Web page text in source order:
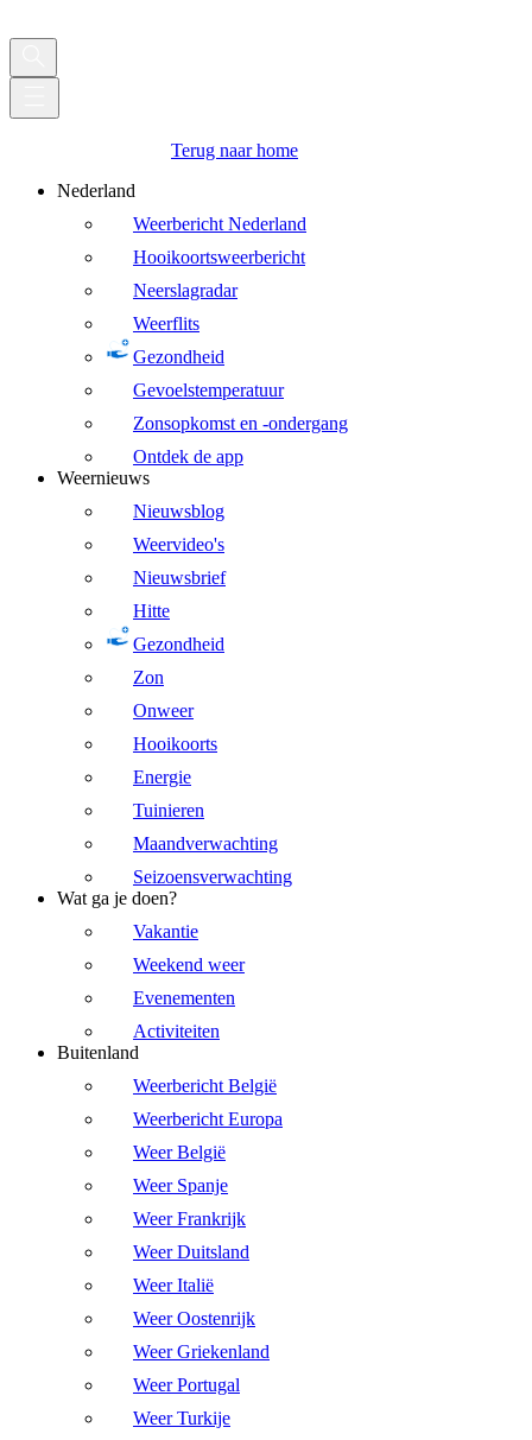
Terug naar home
Nederland
Weerbericht Nederland
Hooikoortsweerbericht
Neerslagradar
Weerflits
Gezondheid
Gevoelstemperatuur
Zonsopkomst en -ondergang
Ontdek de app
Weernieuws
Nieuwsblog
Weervideo's
Nieuwsbrief
Hitte
Gezondheid
Zon
Onweer
Hooikoorts
Energie
Tuinieren
Maandverwachting
Seizoensverwachting
Wat ga je doen?
Vakantie
Weekend weer
Evenementen
Activiteiten
Buitenland
Weerbericht België
Weerbericht Europa
Weer België
Weer Spanje
Weer Frankrijk
Weer Duitsland
Weer Italië
Weer Oostenrijk
Weer Griekenland
Weer Portugal
Weer Turkije